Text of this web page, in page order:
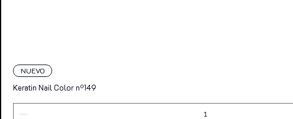
NUEVO
Keratin Nail Color nº149